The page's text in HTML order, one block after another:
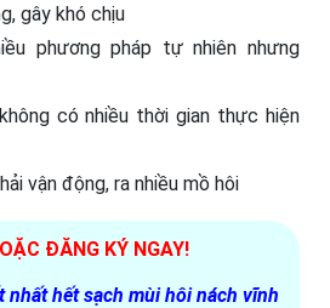
gây khó chịu
phương pháp tự nhiên nhưng
có nhiều thời gian thực hiện
vận động, ra nhiều mồ hôi
ĐĂNG KÝ NGAY!
nhất hết sạch mùi hôi nách vĩnh